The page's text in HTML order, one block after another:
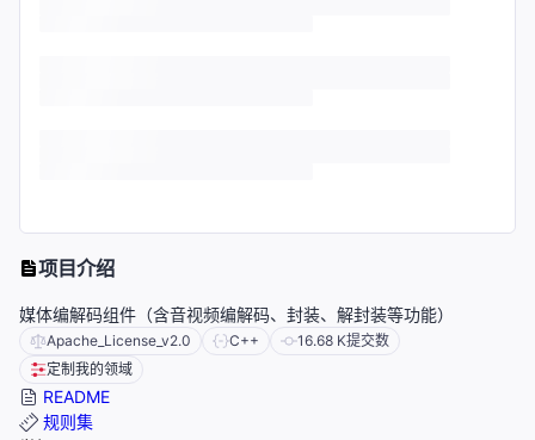
项目介绍
媒体编解码组件（含音视频编解码、封装、解封装等功能）
Apache_License_v2.0 C++ 16.68 K提交数
定制我的领域
README
规则集